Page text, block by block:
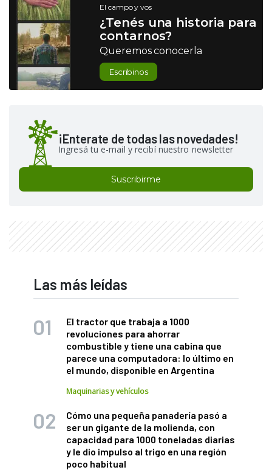
El campo y vos
¿Tenés una historia para
contarnos?
Queremos conocerla
Escribinos
¡Enterate de todas las novedades!
Ingresá tu e-mail y recibí nuestro newsletter
Suscribirme
Las más leídas
El tractor que trabaja a 1000
revoluciones para ahorrar
combustible y tiene una cabina que
parece una computadora: lo último en
el mundo, disponible en Argentina
Maquinarias y vehículos
Cómo una pequeña panadería pasó a
ser un gigante de la molienda, con
capacidad para 1000 toneladas diarias
y le dio impulso al trigo en una región
poco habitual